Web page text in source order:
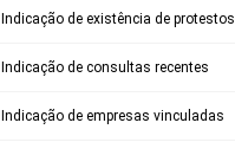
Indicação de existência de protestos
Indicação de consultas recentes
Indicação de empresas vinculadas